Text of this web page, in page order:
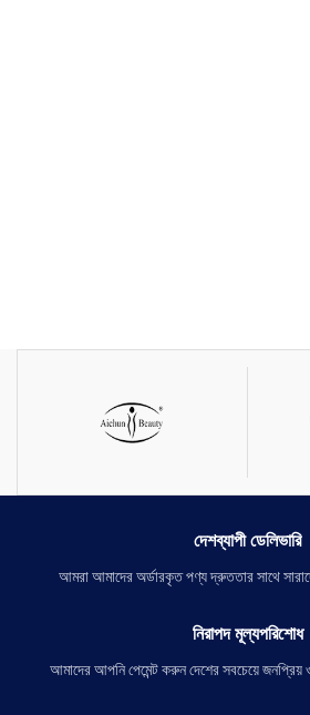
দেশব্যাপী ডেলিভারি
আমরা আমাদের অর্ডারকৃত পণ্য দ্রুততার সাথে
নিরাপদ মূল্যপরিশোধ
আমাদের আপনি পেমেন্ট করুন দেশের সবচেয়ে জনপ্রিয়